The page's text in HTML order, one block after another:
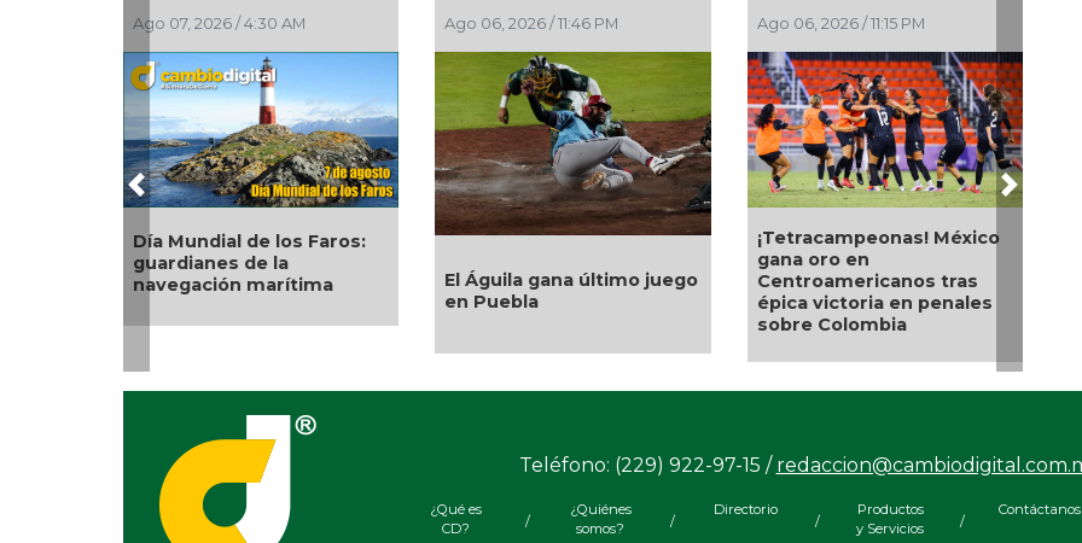
Ago 06, 2026 / 10:53 PM
Habitantes de Chocaman
tiran bardas de parque;
exigen obras de
Ago 06, 2026 / 10:43 PM
Después de años de
Medellín de Bravo
transforma sus caminos
Ago 06, 2026 / 6:01 PM
Con transmisión especial y
emotivo convivio
teleradiocambiodigital
festeja 17 años
Previous Next
Teléfono: (229) 922-97-15 /
¿Qué es
CD?
/
¿Quiénes
somos?
/
Directorio
/
Productos
y Servicios
/
Contáctanos